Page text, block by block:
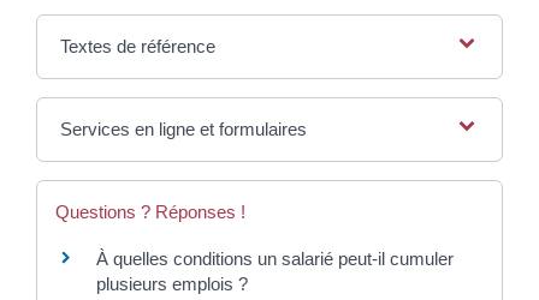
Textes de référence
Services en ligne et formulaires
Questions ? Réponses !
À quelles conditions un salarié peut-il cumuler
plusieurs emplois ?